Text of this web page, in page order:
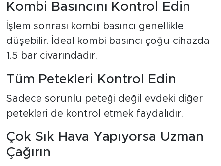
Kombi Basıncını Kontrol Edin
İşlem sonrası kombi basıncı genellikle
düşebilir. İdeal kombi basıncı çoğu cihazda
1.5 bar civarındadır.
Tüm Petekleri Kontrol Edin
Sadece sorunlu peteği değil evdeki diğer
petekleri de kontrol etmek faydalıdır.
Çok Sık Hava Yapıyorsa Uzman
Çağırın